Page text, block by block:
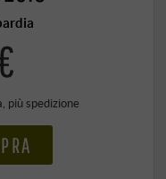
, più spedizione